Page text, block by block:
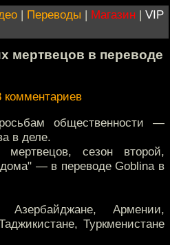
| Переводы | Магазин | VIP
мертвецов в переводе
комментариев
общественности —
в деле.
сезон второй,
— в переводе Goblina в
Армении,
Туркменистане